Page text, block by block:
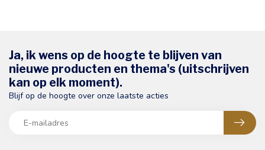
Ja, ik wens op de hoogte te blijven van
nieuwe producten en thema's (uitschrijven
kan op elk moment).
Blijf op de hoogte over onze laatste acties